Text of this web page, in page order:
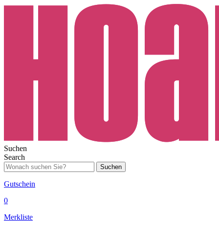
Suchen
Search
Suchen
Gutschein
0
Merkliste